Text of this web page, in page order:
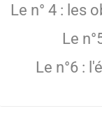
Le n° 4 : les
Le
Le n°6 :